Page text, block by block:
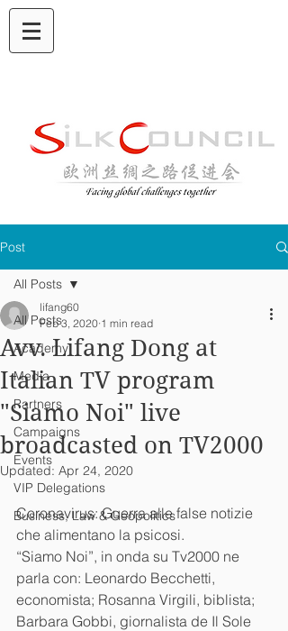
Post
All Posts
Academy
Media
Partners
Campaigns
Events
VIP Delegations
Business, Law & Geopolitics
All Posts
Avv. Lifang Dong at
Italian TV program
"Siamo Noi" live
broadcasted on TV2000
lifang60
Feb 3, 2020 1 min read
Updated: Apr 24, 2020
Coronavirus: Guerra alle false notizie
che alimentano la psicosi.
“Siamo Noi”, in onda su Tv2000 ne
parla con: Leonardo Becchetti,
economista; Rosanna Virgili, biblista;
Barbara Gobbi, giornalista de Il Sole